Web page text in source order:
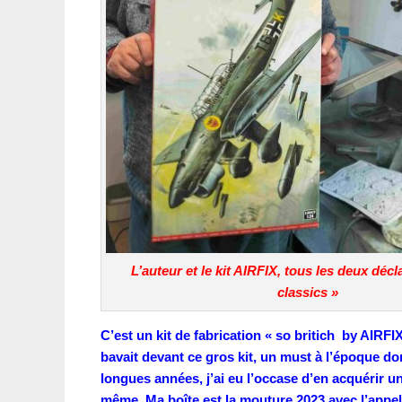
L’auteur et le kit AIRFIX, tous les deux
classics »
C’est un kit de fabrication « so britich by
bavait devant ce gros kit, un must à l’époque
longues années, j’ai eu l’occase d’en